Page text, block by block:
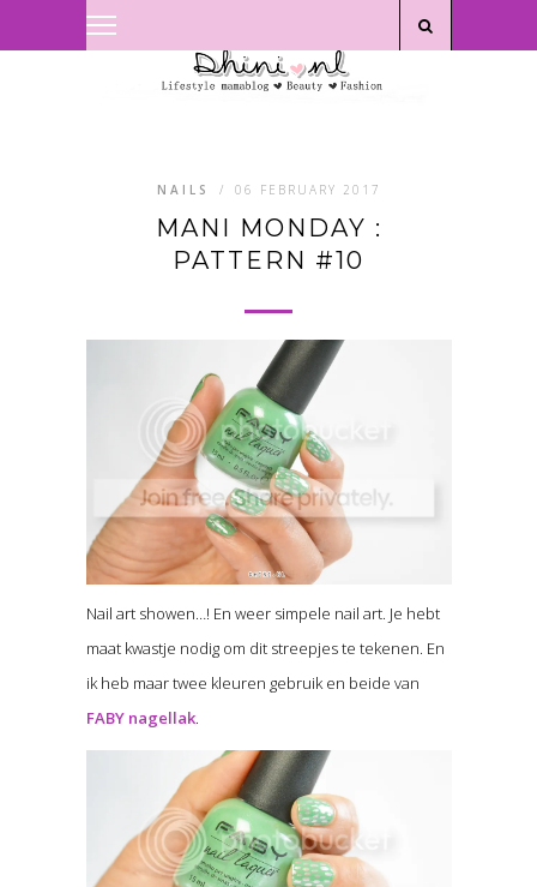
NAILS / 06 FEBRUARY 2017
MANI MONDAY :
PATTERN #10
Nail art showen…! En weer simpele nail art. Je hebt
maat kwastje nodig om dit streepjes te tekenen. En
ik heb maar twee kleuren gebruik en beide van
FABY nagellak.